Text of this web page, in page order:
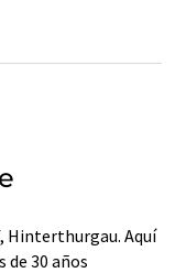
Hinterthurgau. Aquí
de 30 años